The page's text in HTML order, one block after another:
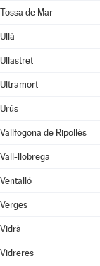
Tossa de Mar
Ullà
Ullastret
Ultramort
Urús
Vallfogona de Ripollès
Vall-llobrega
Ventalló
Verges
Vidrà
Vidreres